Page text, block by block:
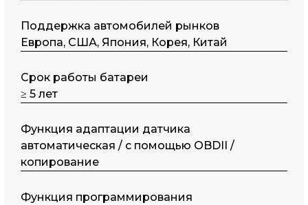
Поддержка автомобилей рынков
Европа, США, Япония, Корея, Китай
Срок работы батареи
≥ 5 лет
Функция адаптации датчика
автоматическая / с помощью OBDII /
копирование
Функция программирования